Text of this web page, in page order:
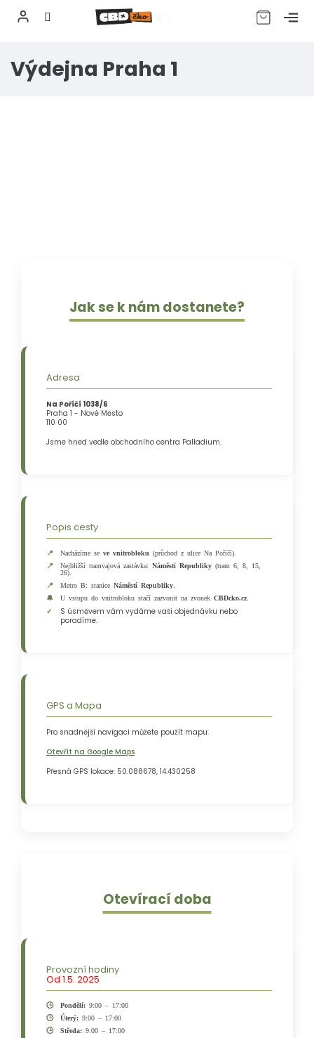
na
obsah
CZK
Výdejna Praha 1
Jak se k nám dostanete?
Adresa
Na Poříčí 1038/6
Praha 1 - Nové Město
110 00
Jsme hned vedle obchodního centra Palladium.
Popis cesty
Nacházíme se ve vnitrobloku (průchod z ulice Na Poříčí).
Nejbližší tramvajová zastávka: Náměstí Republiky (tram 6, 8, 15,
26).
Metro B: stanice Náměstí Republiky
U vstupu do vnitrobloku stačí zazvonit na zvonek CBDcko.cz
S úsměvem vám vydáme vaši objednávku nebo
poradíme.
GPS a Mapa
Pro snadnější navigaci můžete použít mapu:
Otevřít na Google Maps
Přesná GPS lokace: 50.088678, 14.430258
Otevírací doba
Provozní hodiny
Od 1.5. 2025
Pondělí: 9:00 – 17:00
Úterý: 9:00 – 17:00
Středa: 9:00 – 17:00